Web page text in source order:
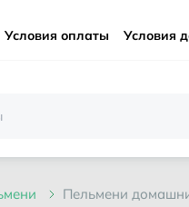
Условия оплаты Условия
пельмени